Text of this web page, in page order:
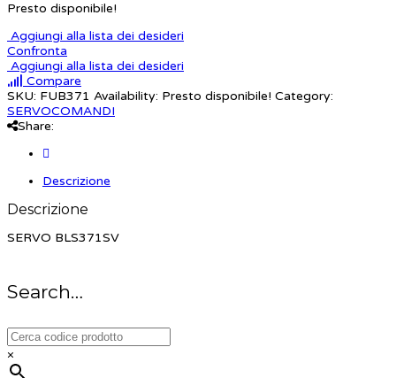
Presto disponibile!
Aggiungi alla lista dei desideri
Confronta
Aggiungi alla lista dei desideri
Compare
SKU: FUB371 Availability: Presto disponibile! Category:
SERVOCOMANDI
Share:
Descrizione
Descrizione
SERVO BLS371SV
Search…
×